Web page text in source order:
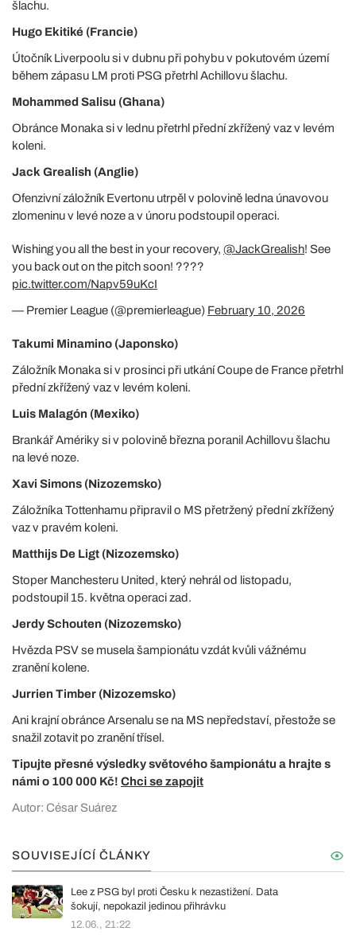
šlachu.
Hugo Ekitiké (Francie)
Útočník Liverpoolu si v dubnu při pohybu v pokutovém území
během zápasu LM proti PSG přetrhl Achillovu šlachu.
Mohammed Salisu (Ghana)
Obránce Monaka si v lednu přetrhl přední zkřížený vaz v levém
koleni.
Jack Grealish (Anglie)
Ofenzivní záložník Evertonu utrpěl v polovině ledna únavovou
zlomeninu v levé noze a v únoru podstoupil operaci.
Wishing you all the best in your recovery, @JackGrealish! See
you back out on the pitch soon! ????
pic.twitter.com/Napv59uKcI
— Premier League (@premierleague) February 10, 2026
Takumi Minamino (Japonsko)
Záložník Monaka si v prosinci při utkání Coupe de France přetrhl
přední zkřížený vaz v levém koleni.
Luis Malagón (Mexiko)
Brankář Amériky si v polovině března poranil Achillovu šlachu
na levé noze.
Xavi Simons (Nizozemsko)
Záložníka Tottenhamu připravil o MS přetržený přední zkřížený
vaz v pravém koleni.
Matthijs De Ligt (Nizozemsko)
Stoper Manchesteru United, který nehrál od listopadu,
podstoupil 15. května operaci zad.
Jerdy Schouten (Nizozemsko)
Hvězda PSV se musela šampionátu vzdát kvůli vážnému
zranění kolene.
Jurrien Timber (Nizozemsko)
Ani krajní obránce Arsenalu se na MS nepředstaví, přestože se
snažil zotavit po zranění třísel.
Tipujte přesné výsledky světového šampionátu a hrajte s
námi o 100 000 Kč! Chci se zapojit
Autor: César Suárez
SOUVISEJÍCÍ ČLÁNKY
Lee z PSG byl proti Česku k nezastižení. Data
šokují, nepokazil jedinou přihrávku
12.06., 21:22